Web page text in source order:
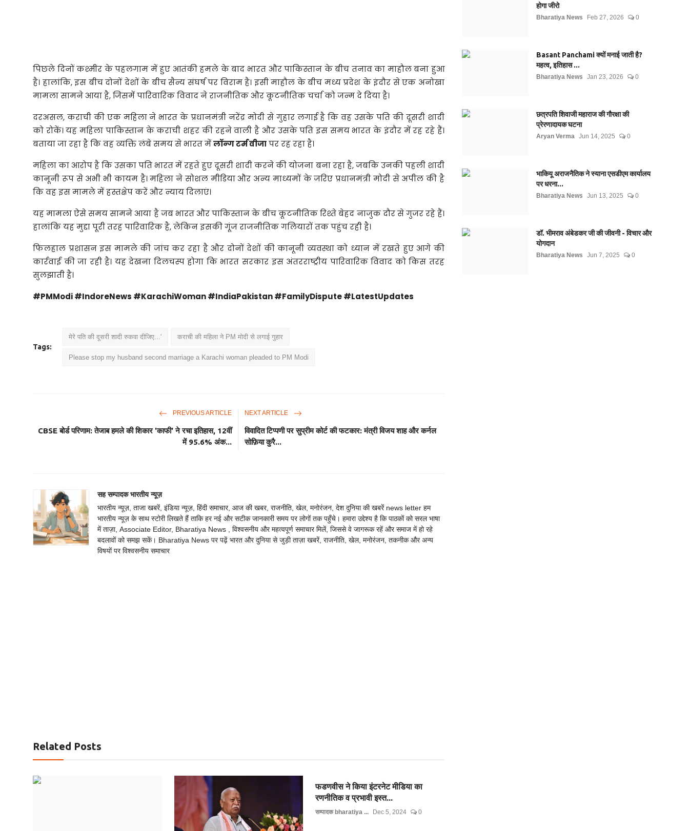
पिछले दिनोंकश्मीर केपहलगाम मेंहुए आतंकीहमले केबादभारत औरपाकिस्तान केबीच तनावका माहौलबना हुआ
है। हालांकि,इस बीचदोनों देशोंके बीचसैन्य संघर्षपर विरामहै। इसीमाहौल केबीच मध्यप्रदेश केइंदौर सेएक अनोखा
मामलासामनेआयाहै,जिसमेंपारिवारिकविवादनेराजनीतिकऔरकूटनीतिकचर्चाकोजन्मदेदियाहै।
दरअसल, कराची की एक महिलानेभारतकेप्रधानमंत्रीनरेंद्र मोदी से गुहार लगाईहैकिवहउसकेपति की दूसरी शादी
को रोकें।यहमहिला पाकिस्तान केकराची शहर की रहनेवालीहै और उसकेपतिइस समयभारतके इंदौर मेंरहरहे हैं।
बतायाजारहाहैकिवहव्यक्तिलंबेसमयसेभारतमेंलॉन्गटर्मवीजापररहरहाहै।
महिलाकाआरोपहैकिउसकापतिभारतमेंरहतेहुएदूसरी शादीकरनेकीयोजना बनारहाहै,जबकिउनकीपहली शादी
कानूनी रूप से अभी भी कायम है।महिला ने सोशल मीडियाऔर अन्य माध्यमों केजरिए प्रधानमंत्री मोदी से अपील की है
किवहइसमामलेमेंहस्तक्षेपकरेंऔरन्यायदिलाएं।
यहमामलाऐसेसमयसामनेआया हैजबभारतऔरपाकिस्तानकेबीचकूटनीतिकरिश्तेबेहद नाजुकदौरसेगुजररहेहैं।
हालांकियहमुद्दापूरीतरहपारिवारिकहै,लेकिनइसकीगूंजराजनीतिकगलियारोंतकपहुंचरहीहै।
फिलहाल प्रशासनइस मामलेकी जांचकर रहा हैऔर दोनोंदेशों कीकानूनी व्यवस्थाको ध्यान मेंरखते हुएआगे की
कार्रवाईकीजा रहीहै। यहदेखना दिलचस्पहोगा किभारतसरकार इस अंतरराष्ट्रीय पारिवारिकविवाद कोकिस तरह
सुलझातीहै।
#PMModi #IndoreNews #KarachiWoman #IndiaPakistan #FamilyDispute #LatestUpdates
Tags:
मेरे पति की दूसरी शादी रुकवा दीजिए...' कराची की महिला ने PM मोदी से लगाई गुहार
Please stop my husband second marriage a Karachi woman pleaded to PM Modi
PREVIOUS ARTICLE
CBSE बोर्ड परिणाम: तेजाब हमले की शिकार 'काफी' ने रचा इतिहास, 12वीं
में 95.6% अंक...
NEXT ARTICLE
विवादित टिप्पणी पर सुप्रीम कोर्ट की फटकार: मंत्री विजय शाह और कर्नल
सोफ़िया कुरै...
सह सम्पादक भारतीय न्यूज़
भारतीय न्यूज़, ताजा खबरें, इंडिया न्यूज़, हिंदी समाचार, आज की खबर, राजनीति, खेल, मनोरंजन, देश दुनिया की खबरें news letter हम
भारतीय न्यूज़ के साथ स्टोरी लिखते हैं ताकि हर नई और सटीक जानकारी समय पर लोगों तक पहुँचे। हमारा उद्देश्य है कि पाठकों को सरल भाषा
में ताज़ा, Associate Editor, Bharatiya News , विश्वसनीय और महत्वपूर्ण समाचार मिलें, जिससे वे जागरूक रहें और समाज में हो रहे
बदलावों को समझ सकें। Bharatiya News पर पढ़ें भारत और दुनिया से जुड़ी ताज़ा खबरें, राजनीति, खेल, मनोरंजन, तकनीक और अन्य
विषयों पर विश्वसनीय समाचार
Related Posts
फडणवीस ने किया इंटरनेट मीडिया का
रणनीतिक व प्रभावी इस्त...
सम्पादक bharatiya ... Dec 5, 2024 0
होगा जीरो
Bharatiya News Feb 27, 2026 0
Basant Panchami क्यों मनाई जाती है?
महत्व, इतिहास ...
Bharatiya News Jan 23, 2026 0
छत्रपति शिवाजी महाराज की गौरक्षा की
प्रेरणादायक घटना
Aryan Verma Jun 14, 2025 0
भाकियू अराजनैतिक ने स्याना एसडीएम कार्यालय
पर धरना...
Bharatiya News Jun 13, 2025 0
डॉ. भीमराव अंबेडकर जी की जीवनी - विचार और
योगदान
Bharatiya News Jun 7, 2025 0